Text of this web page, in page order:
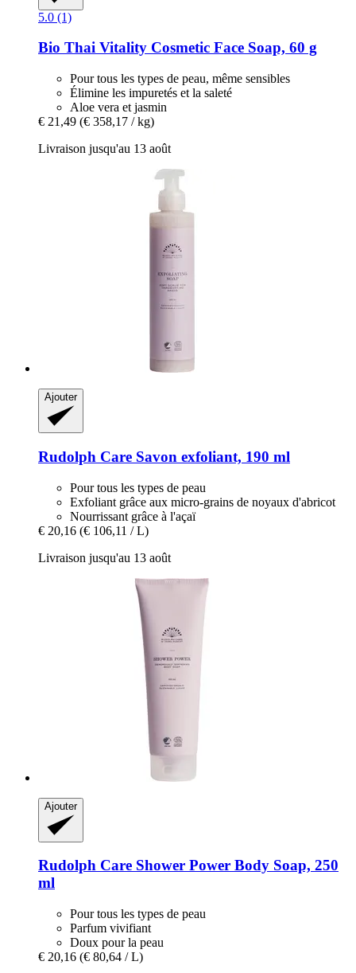
5.0 (1)
Bio Thai Vitality Cosmetic Face Soap, 60 g
Pour tous les types de peau, même sensibles
Élimine les impuretés et la saleté
Aloe vera et jasmin
€ 21,49 (€ 358,17 / kg)
Livraison jusqu'au 13 août
Ajouter
Rudolph Care Savon exfoliant, 190 ml
Pour tous les types de peau
Exfoliant grâce aux micro-grains de noyaux d'abricot
Nourrissant grâce à l'açaï
€ 20,16 (€ 106,11 / L)
Livraison jusqu'au 13 août
Ajouter
Rudolph Care Shower Power Body Soap, 250
ml
Pour tous les types de peau
Parfum vivifiant
Doux pour la peau
€ 20,16 (€ 80,64 / L)